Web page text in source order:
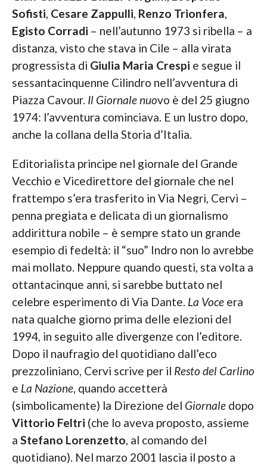
Sofisti, Cesare Zappulli, Renzo Trionfera,
Egisto Corradi – nell’autunno 1973 si ribella – a
distanza, visto che stava in Cile – alla virata
progressista di Giulia Maria Crespi e segue il
sessantacinquenne Cilindro nell’avventura di
Piazza Cavour. Il Giornale nuovo è del 25 giugno
1974: l’avventura cominciava. E un lustro dopo,
anche la collana della Storia d’Italia.
Editorialista principe nel giornale del Grande
Vecchio e Vicedirettore del giornale che nel
frattempo s’era trasferito in Via Negri, Cervi –
penna pregiata e delicata di un giornalismo
addirittura nobile – è sempre stato un grande
esempio di fedeltà: il “suo” Indro non lo avrebbe
mai mollato. Neppure quando questi, sta volta a
ottantacinque anni, si sarebbe buttato nel
celebre esperimento di Via Dante. La Voceera
nata qualche giorno prima delle elezioni del
1994, in seguito alle divergenze con l’editore.
Dopo il naufragio del quotidiano dall’eco
prezzoliniano, Cervi scrive per il Resto del Carlino
e La Nazione, quando accetterà
(simbolicamente) la Direzione del Giornaledopo
Vittorio Feltri (che lo aveva proposto, assieme
a Stefano Lorenzetto, al comando del
quotidiano). Nel marzo 2001 lascia il posto a